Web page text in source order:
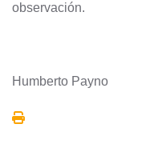
observación.
Humberto Payno